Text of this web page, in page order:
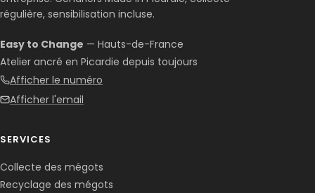
régulière, sensibilisation incluse.
Easy to Change — Hauts-de-France
Atelier ancré en Picardie depuis toujours
Afficher le numéro
Afficher l'email
SERVICES
Collecte des mégots
Recyclage des mégots